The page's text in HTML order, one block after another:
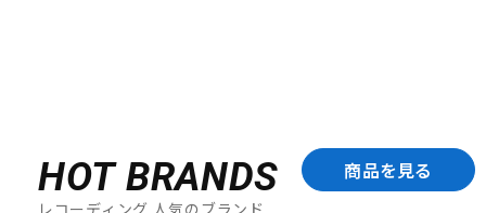
HOT BRANDS 商品を見る